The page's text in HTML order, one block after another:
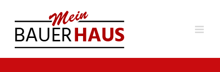
Inhalt
springen